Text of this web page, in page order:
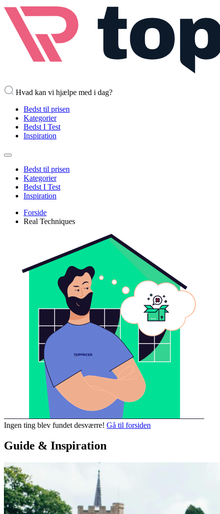
Hvad kan vi hjælpe med i dag?
Bedst til prisen
Kategorier
Bedst I Test
Inspiration
Bedst til prisen
Kategorier
Bedst I Test
Inspiration
Forside
Real Techniques
Ingen ting blev fundet desværre! Gå til forsiden
Guide & Inspiration